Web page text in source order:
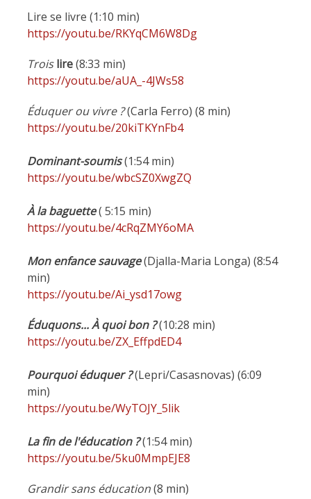
Lire se livre (1:10 min)
https://youtu.be/RKYqCM6W8Dg
Troislire(8:33 min)
https://youtu.be/aUA_-4JWs58
Éduquer ou vivre ?(Carla Ferro) (8 min)
https://youtu.be/20kiTKYnFb4
Dominant-soumis(1:54 min)
https://youtu.be/wbcSZ0XwgZQ
Àla baguette( 5:15 min)
https://youtu.be/4cRqZMY6oMA
Mon enfance sauvage(Djalla-Maria Longa) (8:54
min)
https://youtu.be/Ai_ysd17owg
Éduquons... À quoi bon ?(10:28 min)
https://youtu.be/ZX_EffpdED4
Pourquoi éduquer ?(Lepri/Casasnovas) (6:09
min)
https://youtu.be/WyTOJY_5lik
La fin de l'éducation ?(1:54 min)
https://youtu.be/5ku0MmpEJE8
Grandir sans éducation(8 min)